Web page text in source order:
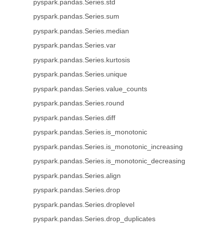
pyspark.pandas.Series.std
pyspark.pandas.Series.sum
pyspark.pandas.Series.median
pyspark.pandas.Series.var
pyspark.pandas.Series.kurtosis
pyspark.pandas.Series.unique
pyspark.pandas.Series.value_counts
pyspark.pandas.Series.round
pyspark.pandas.Series.diff
pyspark.pandas.Series.is_monotonic
pyspark.pandas.Series.is_monotonic_increasing
pyspark.pandas.Series.is_monotonic_decreasing
pyspark.pandas.Series.align
pyspark.pandas.Series.drop
pyspark.pandas.Series.droplevel
pyspark.pandas.Series.drop_duplicates